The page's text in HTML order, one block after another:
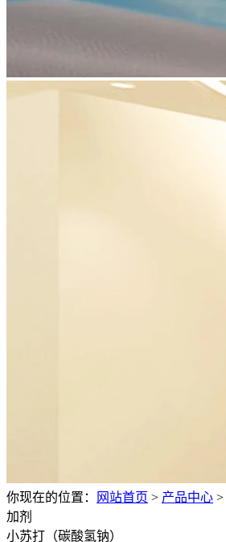
你现在的位置： 网站首页 > 产品中心 >
加剂
小苏打（碳酸氢钠）